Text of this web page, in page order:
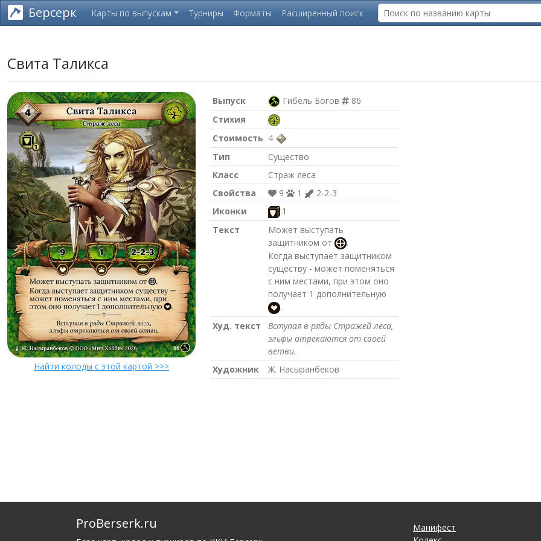
Берсерк Карты по выпускам Турниры Форматы Расширенный поиск
Свита Таликса
Найти колоды с этой картой >>>
Выпуск Гибель Богов
86
Стихия
Стоимость 4
Тип
Существо
Класс
Страж леса
Свойства
9 1
2-2-3
Иконки
:1
Текст
Может выступать
защитником от
.
Когда выступает защитником
существу - может поменяться
с ним местами, при этом оно
получает 1 дополнительную
.
Худ. текст
Вступая в ряды Стражей леса,
эльфы отрекаются от своей
ветви.
Художник
Ж. Насыранбеков
ProBerserk.ru
Манифест